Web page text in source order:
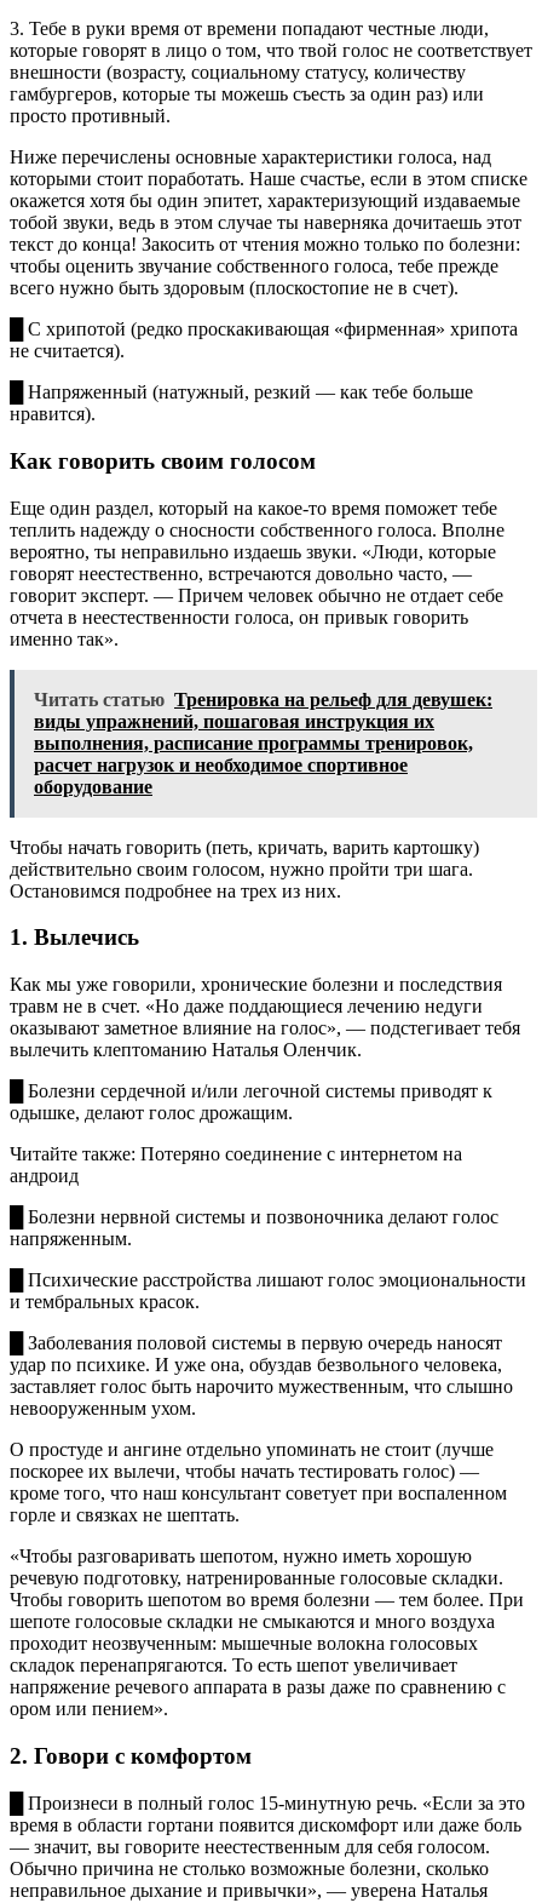
3. Тебе в руки время от времени попадают честные люди,
которые говорят в лицо о том, что твой голос не соответствует
внешности (возрасту, социальному статусу, количеству
гамбургеров, которые ты можешь съесть за один раз) или
просто противный.
Ниже перечислены основные характеристики голоса, над
которыми стоит поработать. Наше счастье, если в этом списке
окажется хотя бы один эпитет, характеризующий издаваемые
тобой звуки, ведь в этом случае ты наверняка дочитаешь этот
текст до конца! Закосить от чтения можно только по болезни:
чтобы оценить звучание собственного голоса, тебе прежде
всего нужно быть здоровым (плоскостопие не в счет).
█ С хрипотой (редко проскакивающая «фирменная» хрипота
не считается).
█ Напряженный (натужный, резкий — как тебе больше
нравится).
Как говорить своим голосом
Еще один раздел, который на какое-то время поможет тебе
теплить надежду о сносности собственного голоса. Вполне
вероятно, ты неправильно издаешь звуки. «Люди, которые
говорят неестественно, встречаются довольно часто, —
говорит эксперт. — Причем человек обычно не отдает себе
отчета в неестественности голоса, он привык говорить
именно так».
Читать статью Тренировка на рельеф для девушек:
виды упражнений, пошаговая инструкция их
выполнения, расписание программы тренировок,
расчет нагрузок и необходимое спортивное
оборудование
Чтобы начать говорить (петь, кричать, варить картошку)
действительно своим голосом, нужно пройти три шага.
Остановимся подробнее на трех из них.
1. Вылечись
Как мы уже говорили, хронические болезни и последствия
травм не в счет. «Но даже поддающиеся лечению недуги
оказывают заметное влияние на голос», — подстегивает тебя
вылечить клептоманию Наталья Оленчик.
█ Болезни сердечной и/или легочной системы приводят к
одышке, делают голос дрожащим.
Читайте также: Потеряно соединение с интернетом на
андроид
█ Болезни нервной системы и позвоночника делают голос
напряженным.
█ Психические расстройства лишают голос эмоциональности
и тембральных красок.
█ Заболевания половой системы в первую очередь наносят
удар по психике. И уже она, обуздав безвольного человека,
заставляет голос быть нарочито мужественным, что слышно
невооруженным ухом.
О простуде и ангине отдельно упоминать не стоит (лучше
поскорее их вылечи, чтобы начать тестировать голос) —
кроме того, что наш консультант советует при воспаленном
горле и связках не шептать.
«Чтобы разговаривать шепотом, нужно иметь хорошую
речевую подготовку, натренированные голосовые складки.
Чтобы говорить шепотом во время болезни — тем более. При
шепоте голосовые складки не смыкаются и много воздуха
проходит неозвученным: мышечные волокна голосовых
складок перенапрягаются. То есть шепот увеличивает
напряжение речевого аппарата в разы даже по сравнению с
ором или пением».
2. Говори с комфортом
█ Произнеси в полный голос 15-минутную речь. «Если за это
время в области гортани появится дискомфорт или даже боль
— значит, вы говорите неестественным для себя голосом.
Обычно причина не столько возможные болезни, сколько
неправильное дыхание и привычки», — уверена Наталья